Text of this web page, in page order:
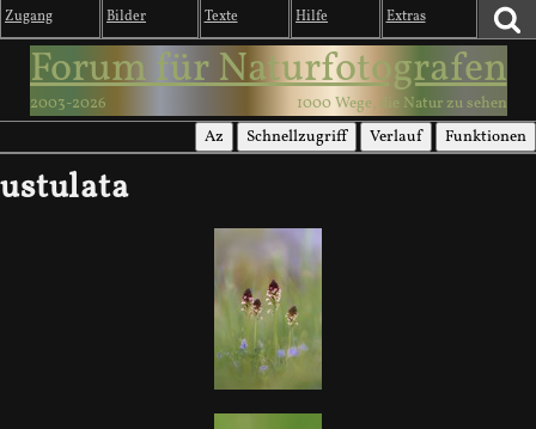
Zugang Bilder Texte Hilfe Extras
Forum für Naturfotografen
2003-2026 1000 Wege, die Natur zu sehen
Az Schnellzugriff Verlauf Funktionen
ustulata